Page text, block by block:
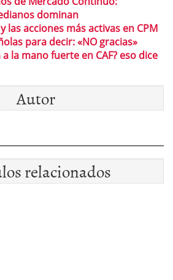
dominan
las acciones más activas en CPM
para decir: «NO gracias»
la mano fuerte en CAF? eso dice
Autor
relacionados